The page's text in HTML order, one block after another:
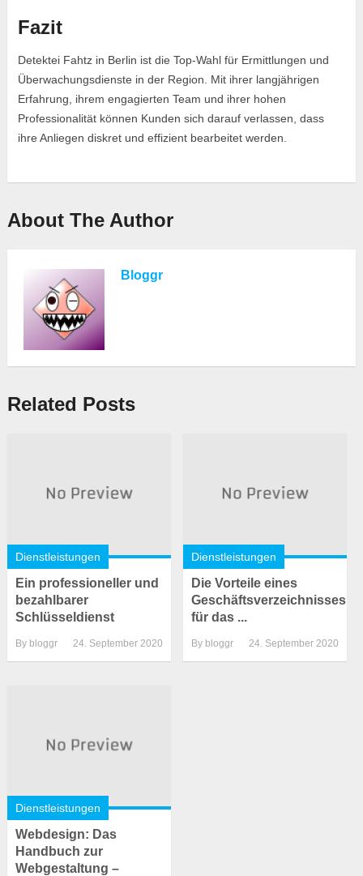
Fazit
Detektei Fahtz in Berlin ist die Top-Wahl für Ermittlungen und
Überwachungsdienste in der Region. Mit ihrer langjährigen
Erfahrung, ihrem engagierten Team und ihrer hohen
Professionalität können Kunden sich darauf verlassen, dass
ihre Anliegen diskret und effizient bearbeitet werden.
About The Author
Bloggr
Related Posts
Dienstleistungen
Ein professioneller und
bezahlbarer
Schlüsseldienst
By bloggr 24. September 2020
Dienstleistungen
Die Vorteile eines
Geschäftsverzeichnisses
für das ...
By bloggr 24. September 2020
Dienstleistungen
Webdesign: Das
Handbuch zur
Webgestaltung –